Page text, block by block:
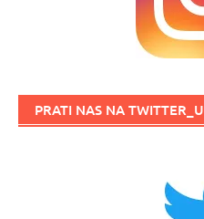
PRATI NAS NA TWITTER_U